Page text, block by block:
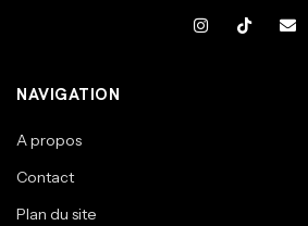
NAVIGATION
A propos
Contact
Plan du site